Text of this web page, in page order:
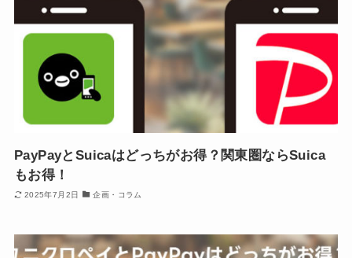
PayPayとSuicaはどっちがお得？関東圏ならSuica
もお得！
2025年7月2日 企画・コラム